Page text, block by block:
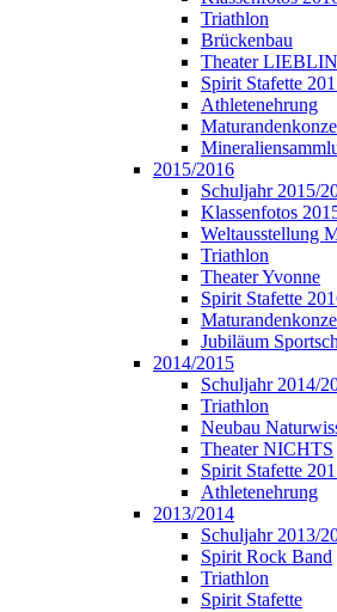
Triathlon
Brückenbau
Theater
Spirit Stafette
Athletenehrung
2015/2016
Schuljahr 2015/
Klassenfotos
Weltausstellung
Triathlon
Theater Yvonne
Spirit Stafette
Jubiläum
2014/2015
Schuljahr 2014/
Triathlon
Neubau
Theater NICHTS
Spirit Stafette
Athletenehrung
2013/2014
Schuljahr 2013/
Spirit Rock Band
Triathlon
Spirit Stafette